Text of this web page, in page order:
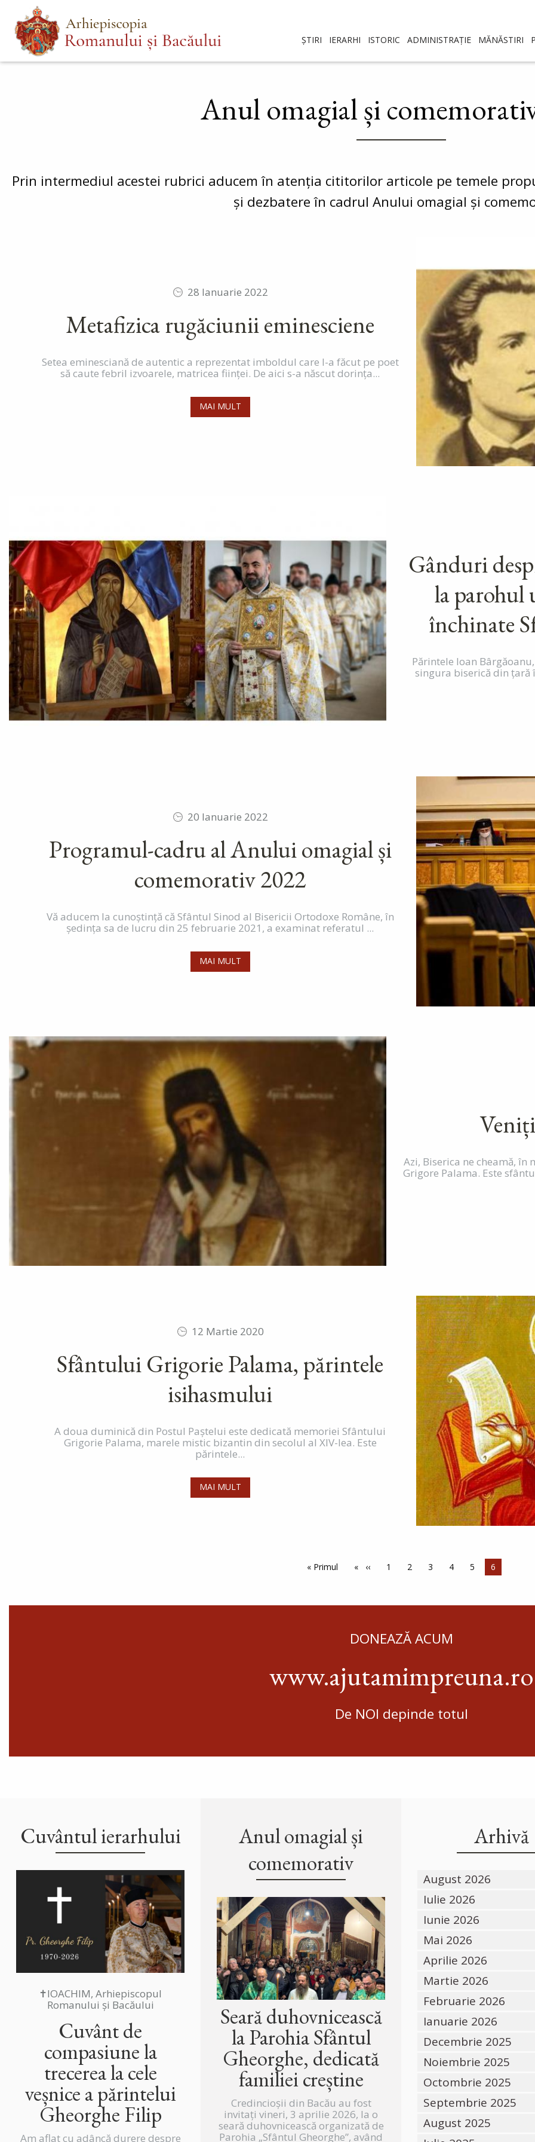
Mergi
conţinutul
principal
Main
menu
ȘTIRI IERARHI ISTORIC ADMINISTRAȚIE MĂNĂSTIRI
Anul omagial și
Prin intermediul acestei rubrici aducem în atenția cititorilor articole pe temele
și dezbatere în cadrul Anului omagial și
28 Ianuarie 2022
Metafizica rugăciunii eminesciene
Setea eminesciană de autentic a reprezentat imboldul care l-a făcut pe poet
să caute febril izvoarele, matricea fiinţei. De aici s-a născut dorinţa...
MAI MULT
Gânduri
la parohul
închinate
Părintele Ioan
singura biserică din țară
20 Ianuarie 2022
Programul-cadru al Anului omagial și
comemorativ 2022
Vă aducem la cunoştinţă că Sfântul Sinod al Bisericii Ortodoxe Române, în
şedinţa sa de lucru din 25 februarie 2021, a examinat referatul ...
MAI MULT
Azi, Biserica ne cheamă, în
Grigore Palama. Este
12 Martie 2020
Sfântului Grigorie Palama, părintele
isihasmului
A doua duminică din Postul Paştelui este dedicată memoriei Sfântului
Grigorie Palama, marele mistic bizantin din secolul al XIV-lea. Este
părintele...
MAI MULT
Prima pagină
« Primul Pagina anterioară
‹‹ Pagina
1 Pagina
2 Pagina
3 Pagina
4 Pagina
5 Pagina
6
DONEAZĂ ACUM
www.ajutamimpreuna.ro
De NOI depinde totul
Cuvântul ierarhului
✝IOACHIM, Arhiepiscopul
Romanului și Bacăului
Cuvânt de
compasiune la
trecerea la cele
veșnice a părintelui
Gheorghe Filip
Am aflat cu adâncă durere despre
Anul omagial și
comemorativ
Seară duhovnicească
la Parohia Sfântul
Gheorghe, dedicată
familiei creștine
Credincioșii din Bacău au fost
invitați vineri, 3 aprilie 2026, la o
seară duhovnicească organizată de
Parohia „Sfântul Gheorghe”, având
Arhivă
August 2026
Iulie 2026
Iunie 2026
Mai 2026
Aprilie 2026
Martie 2026
Februarie 2026
Ianuarie 2026
Decembrie 2025
Noiembrie 2025
Octombrie 2025
Septembrie 2025
August 2025